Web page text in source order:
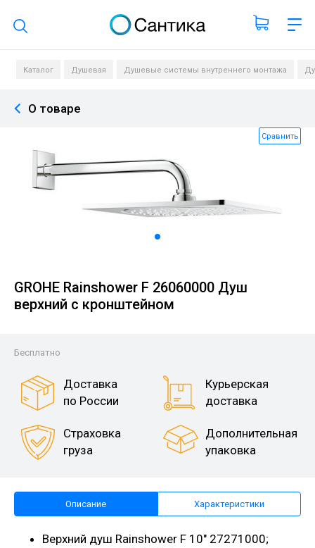
Поиск по каталогу
Каталог Душевая Душевые системы внутреннего монтажа
О товаре
Сравнить
GROHE Rainshower F 26060000 Душ
верхний с кронштейном
Бесплатно
Доставка
по России
Курьерская
доставка
Страховка
груза
Дополнительная
упаковка
Описание Характеристики
Верхний душ Rainshower F 10" 27271000;